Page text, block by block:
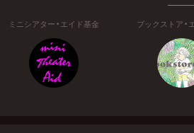
ミニシアター・エイド基金 ブックストア・